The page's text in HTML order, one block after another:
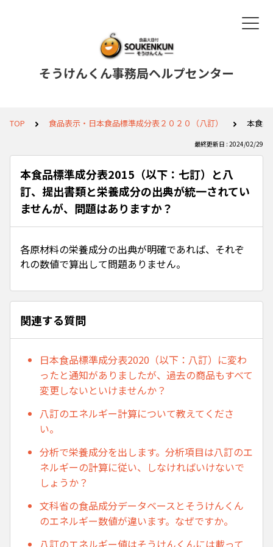
そうけんくん事務局ヘルプセンター
TOP 食品表示・日本食品標準成分表２０２０（八訂） 本食品
最終更新日 : 2024/02/29
本食品標準成分表2015（以下：七訂）と八
訂、提出書類と栄養成分の出典が統一されてい
ませんが、問題はありますか？
各原材料の栄養成分の出典が明確であれば、それぞ
れの数値で算出して問題ありません。
関連する質問
日本食品標準成分表2020（以下：八訂）に変わ
ったと通知がありましたが、過去の商品もすべて
変更しないといけませんか？
八訂のエネルギー計算について教えてくださ
い。
分析で栄養成分を出します。分析項目は八訂のエ
ネルギーの計算に従い、しなければいけないで
しょうか？
文科省の食品成分データベースとそうけんくん
のエネルギー数値が違います。なぜですか。
八訂のエネルギー値はそうけんくんには載って